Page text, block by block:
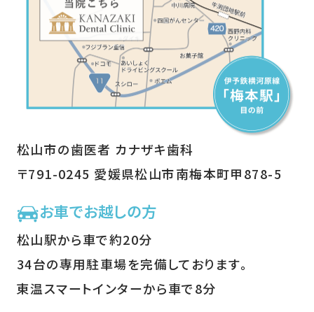
松山市の歯医者 カナザキ歯科
〒791-0245 愛媛県松山市南梅本町甲878-5
お車でお越しの方
松山駅から車で約20分
34台の専用駐車場を完備しております。
東温スマートインターから車で8分